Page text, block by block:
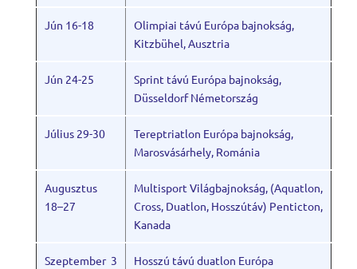
Jún 16-18
Olimpiai távú Európa bajnokság,
Kitzbühel, Ausztria
Jún 24-25
Sprint távú Európa bajnokság,
Düsseldorf Németország
Július 29-30
Tereptriatlon Európa bajnokság,
Marosvásárhely, Románia
Augusztus
18–27
Multisport Világbajnokság, (Aquatlon,
Cross, Duatlon, Hosszútáv) Penticton,
Kanada
Szeptember 3
Hosszú távú duatlon Európa